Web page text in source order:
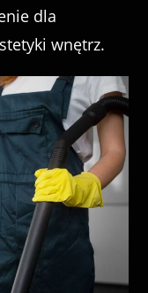
dla
wnętrz.